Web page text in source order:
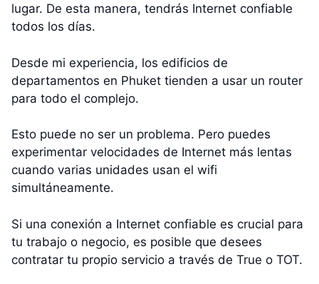
lugar. De esta manera, tendrás Internet confiable
todos los días.
Desde mi experiencia, los edificios de
departamentos en Phuket tienden a usar un router
para todo el complejo.
Esto puede no ser un problema. Pero puedes
experimentar velocidades de Internet más lentas
cuando varias unidades usan el wifi
simultáneamente.
Si una conexión a Internet confiable es crucial para
tu trabajo o negocio, es posible que desees
contratar tu propio servicio a través de True o TOT.